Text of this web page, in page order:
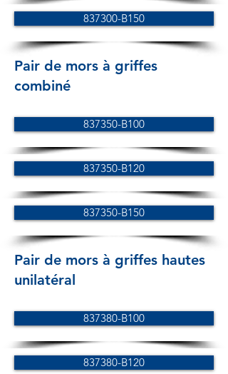
837300-B150
Pair de mors à griffes
combiné
837350-B100
837350-B120
837350-B150
Pair de mors à griffes hautes
unilatéral
837380-B100
837380-B120